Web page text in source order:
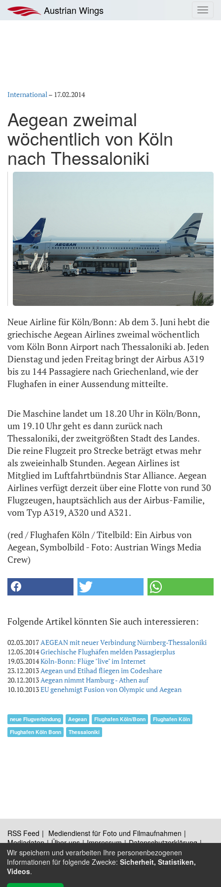
Inhalt
springen
Austrian Wings
International– 17.02.2014
Aegean zweimal
wöchentlich von Köln
nach Thessaloniki
Neue Airline für Köln/Bonn: Ab dem 3. Juni hebt die
griechische Aegean Airlines zweimal wöchentlich
vom Köln Bonn Airport nach Thessaloniki ab. Jeden
Dienstag und jeden Freitag bringt der Airbus A319
bis zu 144 Passagiere nach Griechenland, wie der
Flughafen in einer Aussendung mitteilte.
Die Maschine landet um 18.20 Uhr in Köln/Bonn,
um 19.10 Uhr geht es dann zurück nach
Thessaloniki, der zweitgrößten Stadt des Landes.
Die reine Flugzeit pro Strecke beträgt etwas mehr
als zweieinhalb Stunden. Aegean Airlines ist
Mitglied im Luftfahrtbündnis Star Alliance. Aegean
Airlines verfügt derzeit über eine Flotte von rund 30
Flugzeugen, hauptsächlich aus der Airbus-Familie,
vom Typ A319, A320 und A321.
(red / Flughafen Köln / Titelbild: Ein Airbus von
Aegean, Symbolbild - Foto: Austrian Wings Media
Crew)
Folgende Artikel könnten Sie auch interessieren:
02.03.2017AEGEAN mit neuer Verbindung Nürnberg-Thessaloniki
12.05.2014Griechische Flughäfen melden Passagierplus
19.03.2014Köln-Bonn: Flüge "live" im Internet
23.12.2013Aegean und Etihad fliegen im Codeshare
20.12.2013Aegean nimmt Hamburg - Athen auf
10.10.2013EU genehmigt Fusion von Olympic und Aegean
neue Flugverbindung Aegean Flughafen Köln/Bonn
Flughafen Köln
Flughafen Köln Bonn
Thessaloniki
RSS Feed
Mediendienst für Foto und Filmaufnahmen
Mediadaten
Über uns Impressum
Datenschutzerklärung
Kontakt
Wir speichern und verarbeiten Ihre personenbezogenen
Informationen für folgende Zwecke: Sicherheit, Statistiken,
Videos.